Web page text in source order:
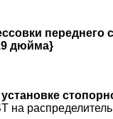
переднего
дюйма}
на